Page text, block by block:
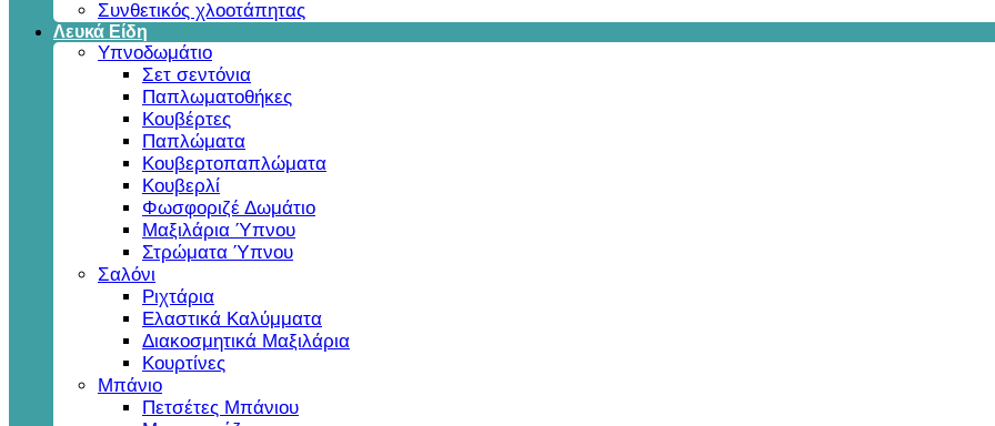
Συνθετικός χλοοτάπητας
Λευκά Είδη
Υπνοδωμάτιο
Σετ σεντόνια
Παπλωματοθήκες
Κουβέρτες
Παπλώματα
Κουβερτοπαπλώματα
Κουβερλί
Φωσφοριζέ Δωμάτιο
Μαξιλάρια Ύπνου
Στρώματα Ύπνου
Σαλόνι
Ριχτάρια
Ελαστικά Καλύμματα
Διακοσμητικά Μαξιλάρια
Κουρτίνες
Μπάνιο
Πετσέτες Μπάνιου